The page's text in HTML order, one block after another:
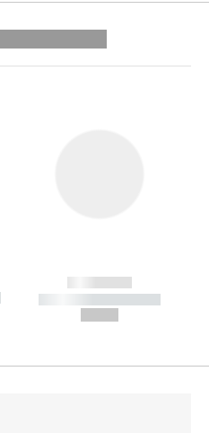
------------
----------- -----------